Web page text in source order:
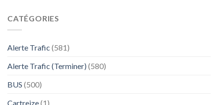
CATÉGORIES
Alerte Trafic (581)
Alerte Trafic (Terminer) (580)
BUS (500)
Cartreize(1)